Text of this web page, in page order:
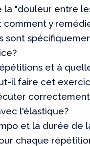
la "douleur entre
comment y
sont
et à
il faire cet
l'élastique?
et la durée de
chaque